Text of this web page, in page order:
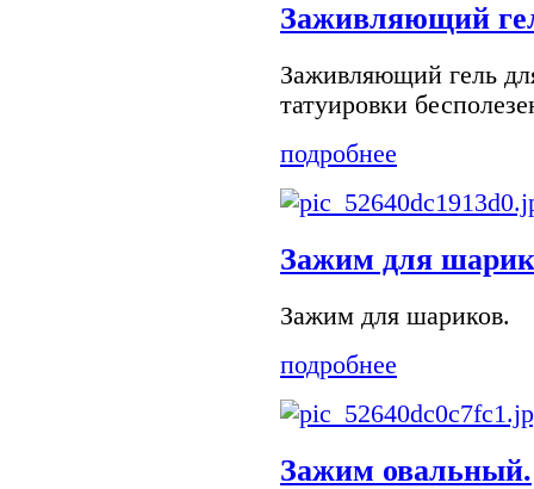
Заживляющий
Заживляющий гель
татуировки
подробнее
Зажим для
Зажим для шариков.
подробнее
Зажим овальный.